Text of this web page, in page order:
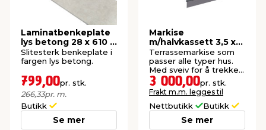
Laminatbenkeplate
lys betong 28 x 610 x
3000 mm
Slitesterk benkeplate i
fargen lys betong.
799,00pr. stk.
266,33pr. m.
Butikk
Se mer
Markise
m/halvkassett 3,5 x
2,5 m
Terrassemarkise som
passer alle typer hus.
Med sveiv for å trekke
markisen ut eller inn.
3 000,00pr. stk.
Frakt m.m. legges til
Nettbutikk Butikk
Se mer